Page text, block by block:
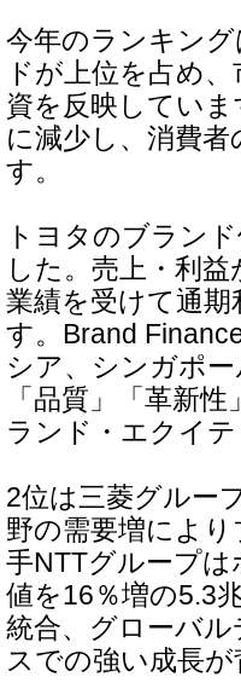
今年のランキン
ドが上位を占め
資を反映してい
に減少し、消費
す。
トヨタのブラン
した。売上・利
業績を受けて通
す。Brand
シア、シンガポ
「品質」「革新
ランド・エクイテ
2位は三菱グルー
野の需要増によ
手NTTグループ
値を16％増の5.3
統合、グローバ
スでの強い成長が